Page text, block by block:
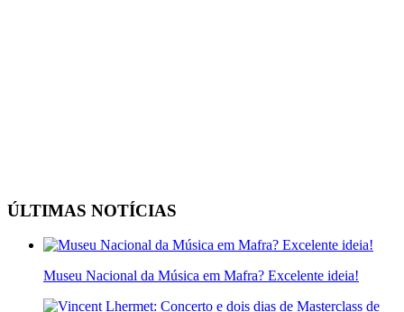
ÚLTIMAS NOTÍCIAS
Museu Nacional da Música em Mafra? Excelente ideia!